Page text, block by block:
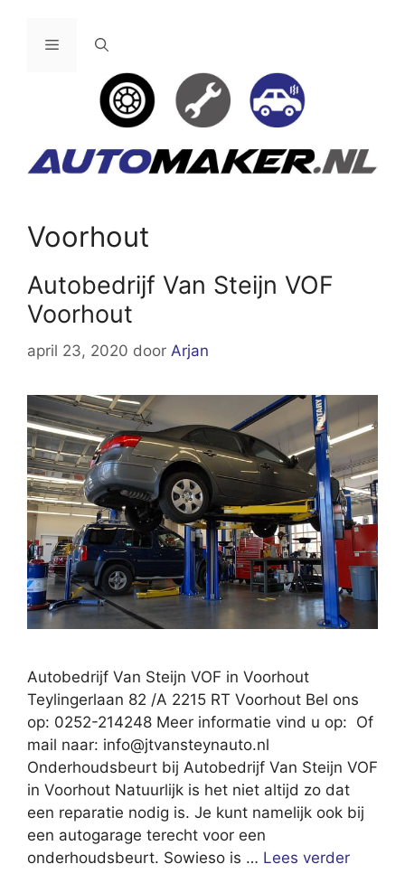
Menu
Voorhout
Autobedrijf Van Steijn VOF
Voorhout
april 23, 2020 door Arjan
Autobedrijf Van Steijn VOF in Voorhout
Teylingerlaan 82 /A 2215 RT Voorhout Bel ons
op: 0252-214248 Meer informatie vind u op: Of
mail naar: info@jtvansteynauto.nl
Onderhoudsbeurt bij Autobedrijf Van Steijn VOF
in Voorhout Natuurlijk is het niet altijd zo dat
een reparatie nodig is. Je kunt namelijk ook bij
een autogarage terecht voor een
onderhoudsbeurt. Sowieso is … Lees verder